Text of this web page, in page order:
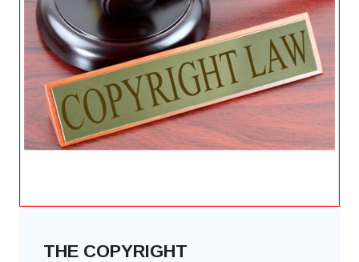
THE COPYRIGHT